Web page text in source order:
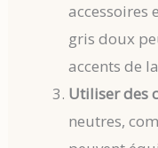
accessoires
gris doux
accents de
Utiliser des
neutres,